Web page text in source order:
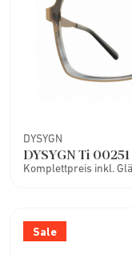
DYSYGN
DYSYGN Ti 00251
Komplettpreis inkl.
Sale